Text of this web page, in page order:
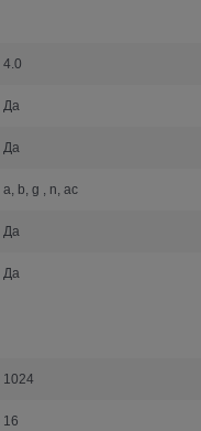
4.0
Да
Да
a, b, g , n, ac
Да
Да
1024
16